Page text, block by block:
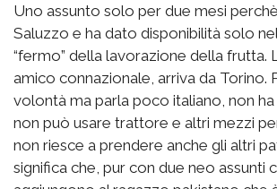
Uno assunto solo per due mesi
Saluzzo e ha dato disponibilità solo
“fermo” della lavorazione della frutta.
amico connazionale, arriva da Torino.
volontà ma parla poco italiano, non
non può usare trattore e altri mezzi
non riesce a prendere anche gli altri
significa che, pur con due neo assunti